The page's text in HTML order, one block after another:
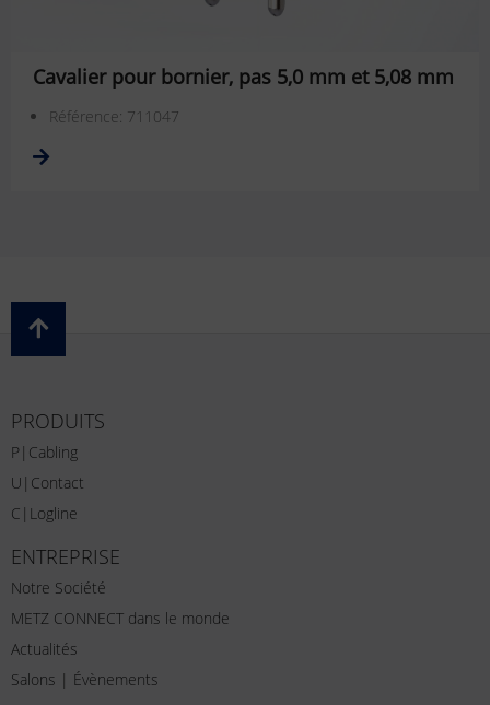
Cavalier pour bornier, pas 5,0 mm et 5,08 mm
Référence: 711047
PRODUITS
P|Cabling
U|Contact
C|Logline
ENTREPRISE
Notre Société
METZ CONNECT dans le monde
Actualités
Salons | Évènements